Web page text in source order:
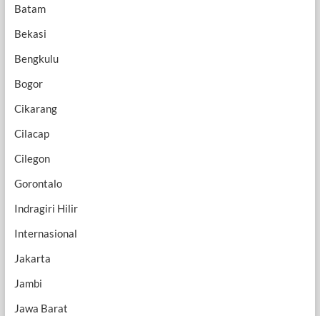
Batam
Bekasi
Bengkulu
Bogor
Cikarang
Cilacap
Cilegon
Gorontalo
Indragiri Hilir
Internasional
Jakarta
Jambi
Jawa Barat